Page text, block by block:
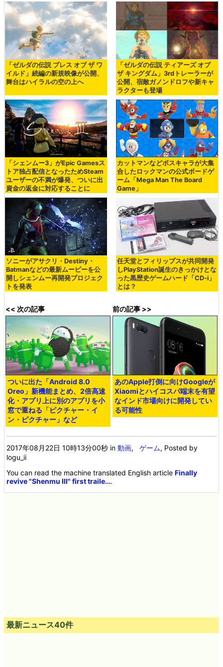
「ゼルダの伝説 ブレス オブ ザ ワ
イルド」続編の新規映像が公開、
舞台はハイラルの空の上へ
「ゼルダの伝説 ティアーズ オブ
ザ キングダム」3rdトレーラーが
公開、宿敵ガノンドロフや新キャ
ラクターも登場
「シェンムー3」がEpic Gamesス
トア独占配信となったためSteam
ユーザーの不満が爆発、ついに出
資金の返金に対応することに
カットマンなどボスキャラが大集
合したロックマンの公式ボードゲ
ーム「Mega Man The Board
Game」
ソニーがアサクリ・Destiny・
Batmanなどの最新ムービーを公
開しシェンムー再開発プロジェク
トを発表
任天堂とフィリップスが共同開発
しPlayStation誕生のきっかけとな
った黒歴史ゲームハード「CD-i」
とは？
<< 次の記事
ついに出た「Android 8.0
Oreo」新機能まとめ、2倍高速
化・アプリ上に別のアプリを小
窓で重ねる「ピクチャー・イ
ン・ピクチャー」など
前の記事 >>
あのApple打倒に向けGoogleが
Xiaomiとハイコスパ端末を有望
なインド市場向けに開発してい
る可能性
2017年08月22日 10時13分00秒 in動画,ゲーム, Posted by
logu_ii
You can read the machine translated English articleFinally
revive "Shenmu III" first traile….
最新ニュース40件